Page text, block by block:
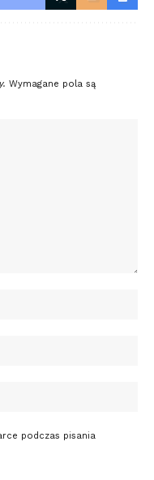
Wymagane pola są
podczas pisania